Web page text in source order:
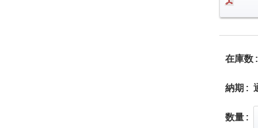
在庫数
納期
数量